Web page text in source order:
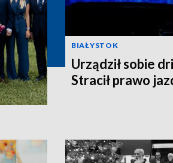
BIAŁYSTOK
Urządził sobie
Stracił prawo